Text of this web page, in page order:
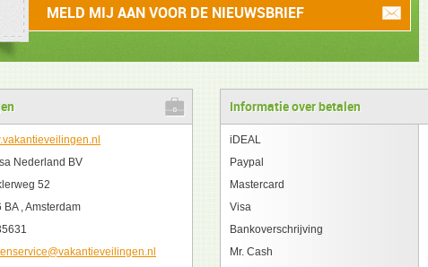
Nederland BV
52
BA , Amsterdam
Informatie over betalen
iDEAL
Paypal
Mastercard
Visa
Bankoverschrijving
Mr. Cash